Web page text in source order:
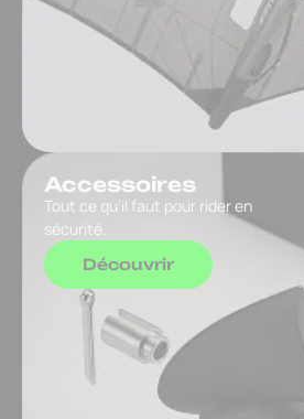
Accessoires
Tout ce qu’il faut pour rider en
sécurité.
Découvrir